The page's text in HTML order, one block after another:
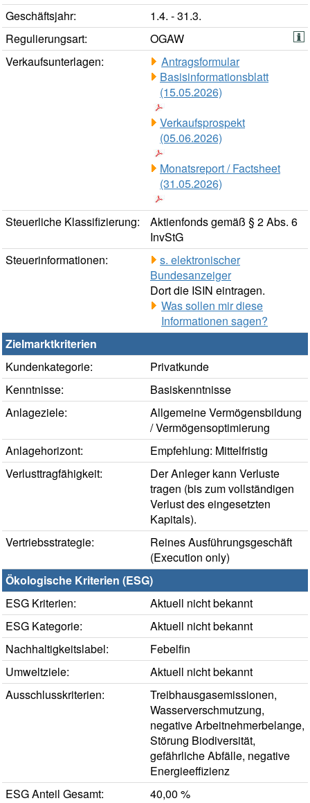
Geschäftsjahr:
1.4. - 31.3.
Regulierungsart:
OGAW
Verkaufsunterlagen:
Antragsformular
Basisinformationsblatt
(15.05.2026)
Verkaufsprospekt
(05.06.2026)
Monatsreport / Factsheet
(31.05.2026)
Steuerliche Klassifizierung:
Aktienfonds gemäß § 2 Abs. 6
InvStG
Steuerinformationen:
s. elektronischer
Bundesanzeiger
Dort die ISIN eintragen.
Was sollen mir diese
Informationen sagen?
Zielmarktkriterien
Kundenkategorie:
Privatkunde
Kenntnisse:
Basiskenntnisse
Anlageziele:
Allgemeine Vermögensbildung
/ Vermögensoptimierung
Anlagehorizont:
Empfehlung: Mittelfristig
Verlusttragfähigkeit:
Der Anleger kann Verluste
tragen (bis zum vollständigen
Verlust des eingesetzten
Kapitals).
Vertriebsstrategie:
Reines Ausführungsgeschäft
(Execution only)
Ökologische Kriterien (ESG)
ESG Kriterien:
Aktuell nicht bekannt
ESG Kategorie:
Aktuell nicht bekannt
Nachhaltigkeitslabel:
Febelfin
Umweltziele:
Aktuell nicht bekannt
Ausschlusskriterien:
Treibhausgasemissionen,
Wasserverschmutzung,
negative Arbeitnehmerbelange,
Störung Biodiversität,
gefährliche Abfälle, negative
Energieeffizienz
ESG Anteil Gesamt:
40,00 %